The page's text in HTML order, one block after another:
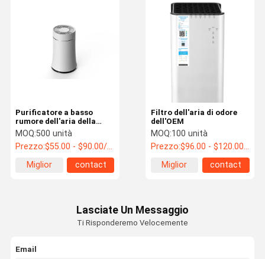
Purificatore a basso
rumore dell'aria della
stanza del vero
depuratore d'aria
economizzatore
d'energia di Hepa per le
allergie
MOQ:500 unità
Prezzo:$55.00 - $90.00/Units
Miglior
contact
Filtro dell'aria di odore
dell'OEM
MOQ:100 unità
Prezzo:$96.00 - $120.00/Units
Miglior
contact
Lasciate Un Messaggio
Ti Risponderemo Velocemente
Email